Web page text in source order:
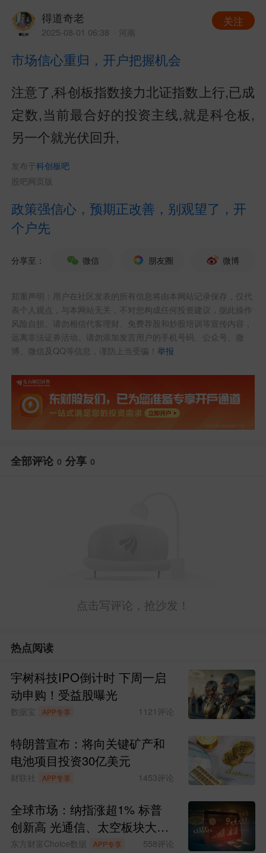
得道奇老
2025-08-01 06:38 · 河南
关注
市场信心重归，开户把握机会
注意了,科创板指数接力北证指数上行,已成
定数,当前最合好的投资主线,就是科仓板,
另一个就光伏回升,
发布于科创板吧
股吧网页版
政策强信心，预期正改善，别观望了，开
个户先
分享至： 微信 朋友圈 微博
郑重声明：用户在社区发表的所有信息将由本网站记录保存，仅代
表个人观点，与本网站无关，不对您构成任何投资建议，据此操作
风险自担。请勿相信代客理财、免费荐股和炒股培训等宣传内容，
远离非法证券活动。请勿添加发言用户的手机号码、公众号、微
博、微信及QQ等信息，谨防上当受骗！举报
全部评论 0 分享 0
点击写评论，抢沙发！
热点阅读
宇树科技IPO倒计时 下周一启
动申购！受益股曝光
数据宝 APP专享 1121评论
特朗普宣布：将向关键矿产和
电池项目投资30亿美元
财联社 APP专享 1453评论
全球市场：纳指涨超1% 标普
创新高 光通信、太空板块大涨
SpaceX涨超15%
东方财富Choice数据 APP专享 558评论